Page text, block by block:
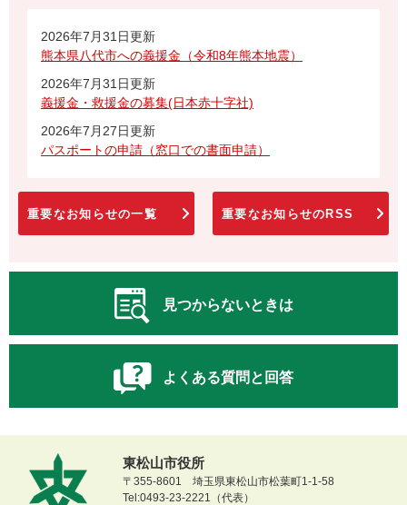
2026年7月31日更新
熊本県八代市への義援金（令和8年熊本地震）
2026年7月31日更新
義援金・救援金の募集(日本赤十字社)
2026年7月27日更新
パスポートの申請（窓口での書面申請）
重要なお知らせの一覧 重要なお知らせのRSS
見つからないときは
よくある質問と回答
東松山市役所
〒355-8601 埼玉県東松山市松葉町1-1-58
Tel:0493-23-2221（代表）